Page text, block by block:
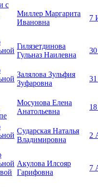
с
Миллер Маргарита
Ивановна
7
Гилязетдинова
Гульназ Наилевна
Залялова Зульфия
Зуфаровна
Мосунова Елена
Анатольевна
Сударская Наталья
Владимировна
2
Акулова Илсояр
Гарифовна
7